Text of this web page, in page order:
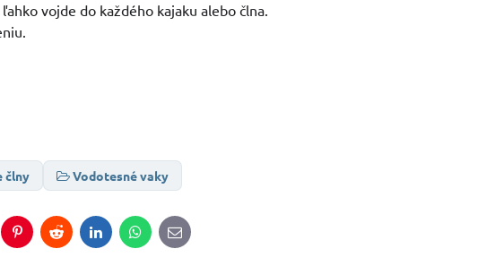
vojde do každého kajaku alebo člna.
člny Vodotesné vaky
PinterestRedditLinkedInWhatsApp
E-
mail